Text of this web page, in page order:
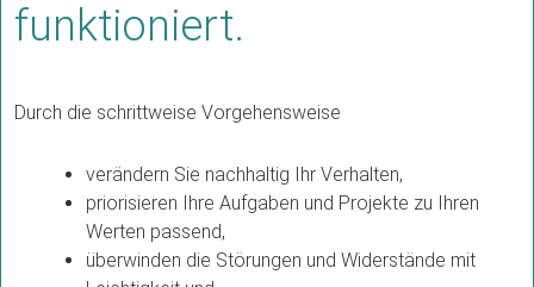
funktioniert.
Durch die schrittweise Vorgehensweise
verändern Sie nachhaltig Ihr Verhalten,
priorisieren Ihre Aufgaben und Projekte zu Ihren
Werten passend,
überwinden die Störungen und Widerstände mit